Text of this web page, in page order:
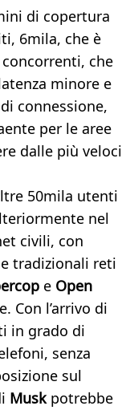
di copertura
6mila, che è
che
minore e
connessione,
per le aree
dalle più veloci
50mila utenti
nel
civili, con
tradizionali reti
e Open
Con l’arrivo di
in grado di
senza
sul
Musk potrebbe